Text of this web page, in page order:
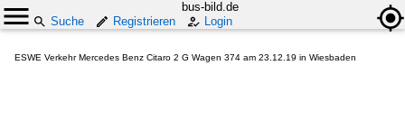
bus-bild.de
Suche
Registrieren Login
ESWE Verkehr Mercedes Benz Citaro 2 G Wagen 374 am 23.12.19 in Wiesbaden